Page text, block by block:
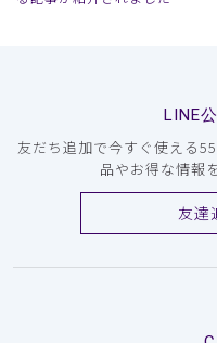
LINE
友だち追加で今すぐ使える
品やお得な情報
友達